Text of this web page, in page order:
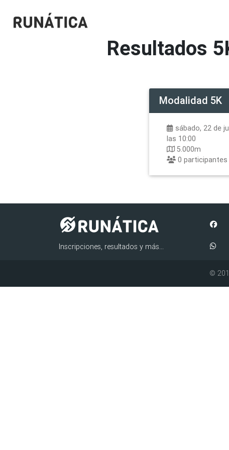
Resultados
Modalidad 5K
sábado, 22 de
las 10:00
5.000m
0participantes
Inscripciones, resultados y más...
©